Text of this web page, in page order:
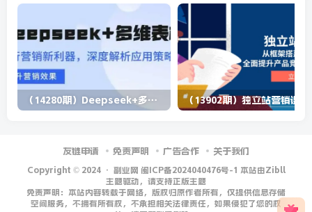
（14280期）Deepseek+多维表格，银行营销新利器，深度解析应用策略，提升营销效果
友链申请 免责声明 广告合作 关于我们
Copyright © 2024 · 副业网 闽ICP备2024040476号-1 本站由Zibll
主题驱动，请支持正版主题
免责声明：本站内容转载于网络，版权归原作者所有，仅提供信息存储
空间服务，不拥有所有权，不承担相关法律责任，如果侵犯了您的权